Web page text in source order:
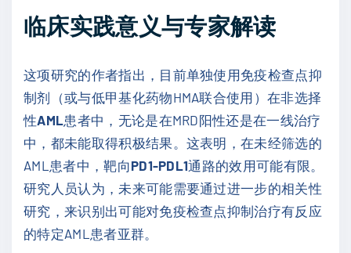
临床实践意义与专家解读
这项研究的作者指出，目前单独使用免疫检查点抑
制剂（或与低甲基化药物HMA联合使用）在非选择
性AML 患者中，无论是在MRD阳性还是在一线治疗
中，都未能取得积极结果。这表明，在未经筛选的
AML患者中，靶向PD1-PDL1通路的效用可能有限。
研究人员认为，未来可能需要通过进一步的相关性
研究，来识别出可能对免疫检查点抑制治疗有反应
的特定AML患者亚群。